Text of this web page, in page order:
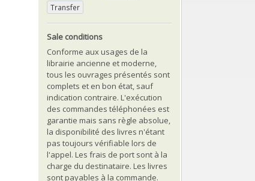
Transfer
Sale conditions
Conforme aux usages de la
librairie ancienne et moderne,
tous les ouvrages présentés sont
complets et en bon état, sauf
indication contraire. L'exécution
des commandes téléphonées est
garantie mais sans règle absolue,
la disponibilité des livres n'étant
pas toujours vérifiable lors de
l'appel. Les frais de port sont à la
charge du destinataire. Les livres
sont payables à la commande.